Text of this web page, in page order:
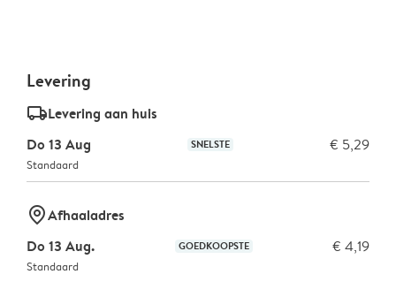
Levering
delivery_standard_v2Levering aan huis
Do 13 Aug
SNELSTE € 5,29
Standaard
marker-pinAfhaaladres
Do 13 Aug.
GOEDKOOPSTE € 4,19
Standaard